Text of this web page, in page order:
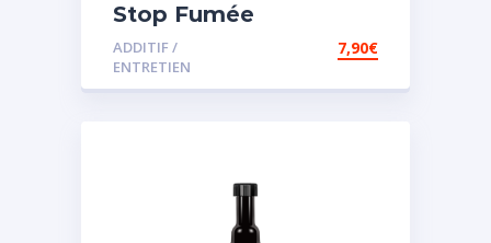
Stop Fumée
ADDITIF /
ENTRETIEN
7,90€